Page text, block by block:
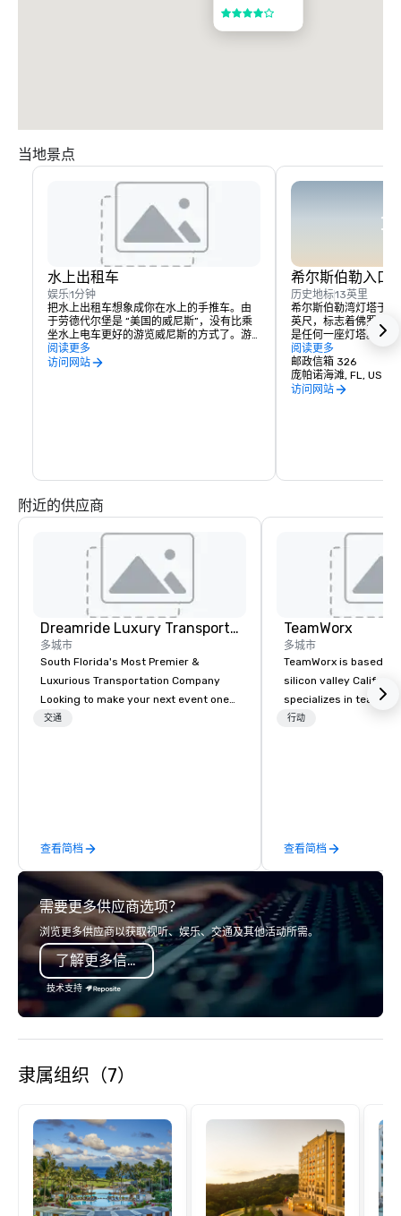
4/5
当地景点
水上出租车
娱乐1分钟
把水上出租车想象成你在水上的手推车。由
于劳德代尔堡是 “美国的威尼斯”，没有比乘
坐水上电车更好的游览威尼斯的方式了。游
览劳德代尔堡和好莱坞海滩，欣赏最佳景
点，参观餐厅并前往海滩。水上出租车不仅
阅读更多
访问网站
希尔斯伯勒入口
历史地标13英里
希尔斯伯勒湾灯塔于
英尺，标志着佛罗里
是任何一座灯塔。它
蜡烛能量的灯，是美
还有更多的历史。这
要归功于最著名的 “赤
第一条往返棕榈滩和
阅读更多
邮政信箱 326
庞帕诺海滩, FL, US
访问网站
附近的供应商
Dreamride Luxury Transportation
多城市
South Florida's Most Premier &
Luxurious Transportation Company
Looking to make your next event one
to remember? With DreamRide Luxury
services.
交通
查看简档
TeamWorx
多城市
TeamWorx is based
silicon valley
specializes in team
tech companies and
Robot Racing! We
large groups
States: Robot Build
300 people, Robot
up to 500 people,
200 people, and
行动
查看简档
需要更多供应商选项？
浏览更多供应商以获取视听、娱乐、交通及其他活动所需。
了解更多信息
技术支持
隶属组织（7）